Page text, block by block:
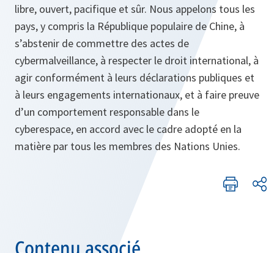
libre, ouvert, pacifique et sûr. Nous appelons tous les
pays, y compris la République populaire de Chine, à
s’abstenir de commettre des actes de
cybermalveillance, à respecter le droit international, à
agir conformément à leurs déclarations publiques et
à leurs engagements internationaux, et à faire preuve
d’un comportement responsable dans le
cyberespace, en accord avec le cadre adopté en la
matière par tous les membres des Nations Unies.